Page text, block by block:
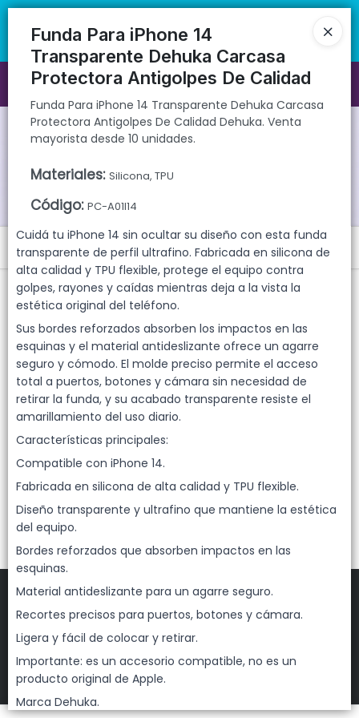
Funda Para iPhone 14 Transparente Dehuka Carcasa Protectora
Funda Para iPhone 14
Transparente Dehuka Carcasa
Protectora Antigolpes De Calidad
Funda Para iPhone 14 Transparente Dehuka Carcasa
Protectora Antigolpes De Calidad Dehuka. Venta
mayorista desde 10 unidades.
Materiales: Silicona, TPU
Código: PC-A01I14
Cuidá tu iPhone 14 sin ocultar su diseño con esta funda
transparente de perfil ultrafino. Fabricada en silicona de
alta calidad y TPU flexible, protege el equipo contra
golpes, rayones y caídas mientras deja a la vista la
estética original del teléfono.
Sus bordes reforzados absorben los impactos en las
esquinas y el material antideslizante ofrece un agarre
seguro y cómodo. El molde preciso permite el acceso
total a puertos, botones y cámara sin necesidad de
retirar la funda, y su acabado transparente resiste el
amarillamiento del uso diario.
Características principales:
Compatible con iPhone 14.
Fabricada en silicona de alta calidad y TPU flexible.
Diseño transparente y ultrafino que mantiene la estética
del equipo.
Bordes reforzados que absorben impactos en las
esquinas.
Material antideslizante para un agarre seguro.
Recortes precisos para puertos, botones y cámara.
Ligera y fácil de colocar y retirar.
Importante: es un accesorio compatible, no es un
producto original de Apple.
Marca Dehuka.
directa | 📦 Comprá mayorista desde 10 unidades. ¡Registrate y
accedé a precios exclusivos!
Ingresar a la Tienda
CÓMO COMPRAR
QUIÉNES SOMOS
GARANTIAS
CONTACTO
Menú
Funda Para iPhone 14 Transparente Dehuka Carcasa Protectora
Antigolpes De Calidad Dehuka. Venta mayorista desde 10 unidades.
Lista vacía
DEHUKA
2026
Defensa de las y los consumidores. Para reclamos